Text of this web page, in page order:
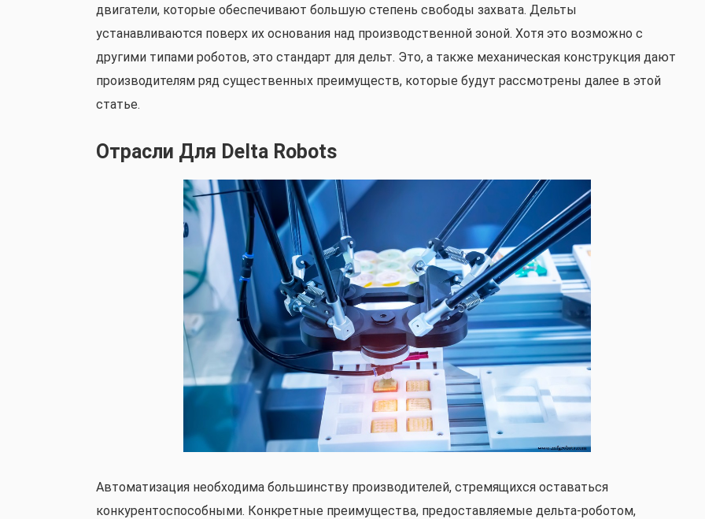
двигатели, которые обеспечивают большую степень свободы захвата. Дельты
устанавливаются поверх их основания над производственной зоной. Хотя это возможно с
другими типами роботов, это стандарт для дельт. Это, а также механическая конструкция дают
производителям ряд существенных преимуществ, которые будут рассмотрены далее в этой
статье.
Отрасли Для Delta Robots
Автоматизация необходима большинству производителей, стремящихся оставаться
конкурентоспособными. Конкретные преимущества, предоставляемые дельта-роботом,